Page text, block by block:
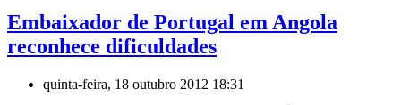
Embaixador de Portugal em Angola
reconhece dificuldades
quinta-feira, 18 outubro 2012 18:31